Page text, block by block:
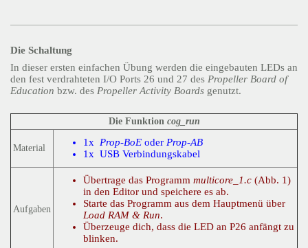
Die Schaltung
In dieser ersten einfachen Übung werden die eingebauten LEDs an
den fest verdrahteten I/O Ports 26 und 27 des Propeller Board of
Education bzw. des Propeller Activity Boards genutzt.
Die Funktion cog_run
Material
1x Prop-BoE oder Prop-AB
1x USB Verbindungskabel
Aufgaben
Übertrage das Programm multicore_1.c (Abb. 1)
in den Editor und speichere es ab.
Starte das Programm aus dem Hauptmenü über
Load RAM & Run.
Überzeuge dich, dass die LED an P26 anfängt zu
blinken.